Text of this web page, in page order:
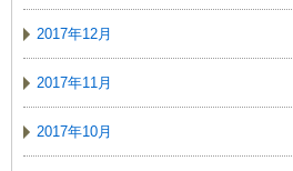
2017年12月
2017年11月
2017年10月